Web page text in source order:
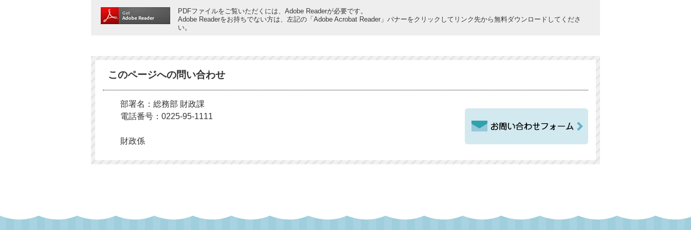
PDFファイルをご覧いただくには、Adobe Readerが必要です。
Adobe Readerをお持ちでない方は、左記の「Adobe Acrobat Reader」バナーをクリックしてリンク先から無料ダウンロードしてくださ
い。
このページへの問い合わせ
部署名：総務部 財政課
電話番号：0225-95-1111
財政係